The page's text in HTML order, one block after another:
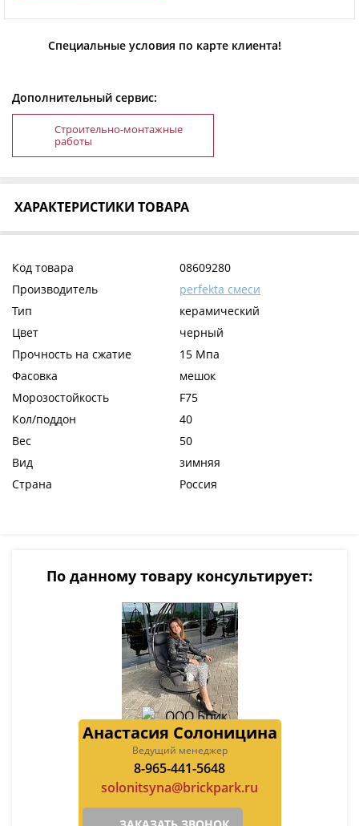
Специальные условия по карте клиента!
Дополнительный сервис:
Строительно-монтажные
работы
ХАРАКТЕРИСТИКИ ТОВАРА
Код товара
08609280
Производитель
perfekta смеси
Тип
керамический
Цвет
черный
Прочность на сжатие
15 Мпа
Фасовка
мешок
Морозостойкость
F75
Кол/поддон
40
Вес
50
Вид
зимняя
Страна
Россия
По данному товару консультирует:
Анастасия Солоницина
Ведущий менеджер
8-965-441-5648
solonitsyna@brickpark.ru